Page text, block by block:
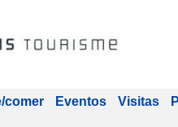
comer Eventos Visitas